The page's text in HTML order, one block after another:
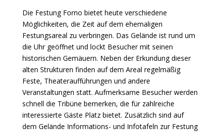
Die Festung Forno bietet heute verschiedene
Möglichkeiten, die Zeit auf dem ehemaligen
Festungsareal zu verbringen. Das Gelände ist rund um
die Uhr geöffnet und lockt Besucher mit seinen
historischen Gemäuern. Neben der Erkundung dieser
alten Strukturen finden auf dem Areal regelmäßig
Feste, Theateraufführungen und andere
Veranstaltungen statt. Aufmerksame Besucher werden
schnell die Tribüne bemerken, die für zahlreiche
interessierte Gäste Platz bietet. Zusätzlich sind auf
dem Gelände Informations- und Infotafeln zur Festung